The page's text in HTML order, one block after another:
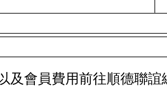
及會員費用前往順德聯誼